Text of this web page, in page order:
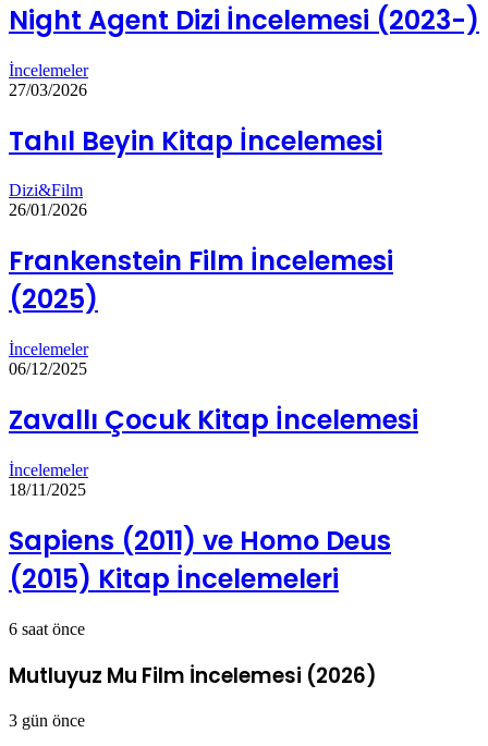
Night Agent Dizi İncelemesi (2023-)
İncelemeler
27/03/2026
Tahıl Beyin Kitap İncelemesi
Dizi&Film
26/01/2026
Frankenstein Film İncelemesi
(2025)
İncelemeler
06/12/2025
Zavallı Çocuk Kitap İncelemesi
İncelemeler
18/11/2025
Sapiens (2011) ve Homo Deus
(2015) Kitap İncelemeleri
6 saat önce
Mutluyuz Mu Film İncelemesi (2026)
3 gün önce